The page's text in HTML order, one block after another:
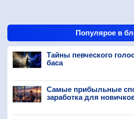
Популярое в
Тайны певческого
баса
Самые прибыльные
заработка для